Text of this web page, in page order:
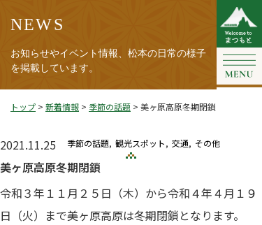
NEWS
お知らせやイベント情報、松本の日常の様子
を掲載しています。
トップ > 新着情報 > 季節の話題 > 美ヶ原高原冬期閉鎖
2021.11.25 季節の話題 観光スポット 交通 その他
美ヶ原高原冬期閉鎖
令和３年１１月２５日（木）から令和４年４月１９
日（火）まで美ヶ原高原は冬期閉鎖となります。